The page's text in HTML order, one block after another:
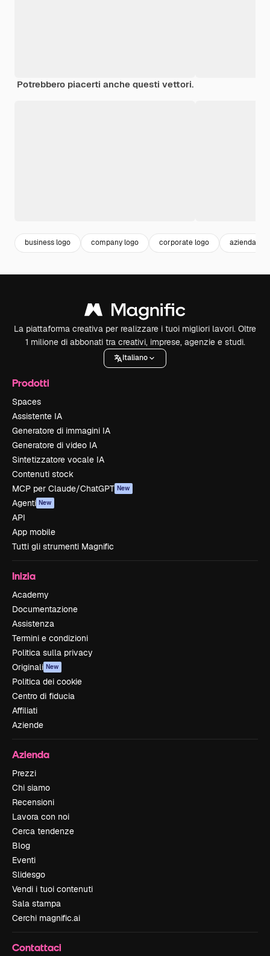
Potrebbero piacerti anche questi vettori.
business logo company logo corporate logo azienda
La piattaforma creativa per realizzare i tuoi migliori lavori. Oltre
1 milione di abbonati tra creativi, imprese, agenzie e studi.
Italiano
Prodotti
Spaces
Assistente IA
Generatore di immagini IA
Generatore di video IA
Sintetizzatore vocale IA
Contenuti stock
MCP per Claude/ChatGPT New
Agenti New
API
App mobile
Tutti gli strumenti Magnific
Inizia
Academy
Documentazione
Assistenza
Termini e condizioni
Politica sulla privacy
Originali New
Politica dei cookie
Centro di fiducia
Affiliati
Aziende
Azienda
Prezzi
Chi siamo
Recensioni
Lavora con noi
Cerca tendenze
Blog
Eventi
Slidesgo
Vendi i tuoi contenuti
Sala stampa
Cerchi magnific.ai
Contattaci